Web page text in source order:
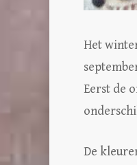
Het
Eerst de
De